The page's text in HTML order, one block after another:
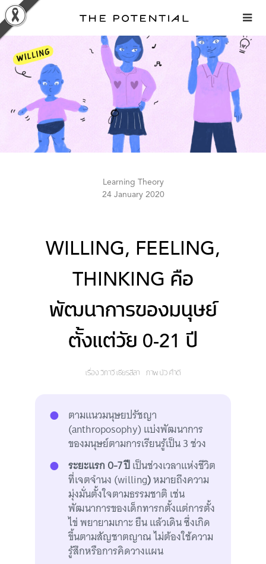
Skip
to
content
Learning Theory
24 January 2020
WILLING, FEELING,
THINKING คือ
พัฒนาการของมนุษย์
ตั้งแต่วัย 0-21 ปี
เรื่อง วิภาวี เธียรลีลา ภาพ บัว คำดี
ตามแนวมนุษยปรัชญา
(anthroposophy) แบ่งพัฒนาการ
ของมนุษย์ตามการเรียนรู้เป็น 3 ช่วง
ระยะแรก 0-7 ปีเป็นช่วงเวลาแห่งชีวิต
ที่เจตจำนง (willing)หมายถึงความ
มุ่งมั่นตั้งใจตามธรรมชาติ เช่น
พัฒนาการของเด็กทารกตั้งแต่การตั้ง
ไข่ พยายามเกาะ ยืน แล้วเดิน ซึ่งเกิด
ขึ้นตามสัญชาตญาณ ไม่ต้องใช้ความ
รู้สึกหรือการคิดวางแผน